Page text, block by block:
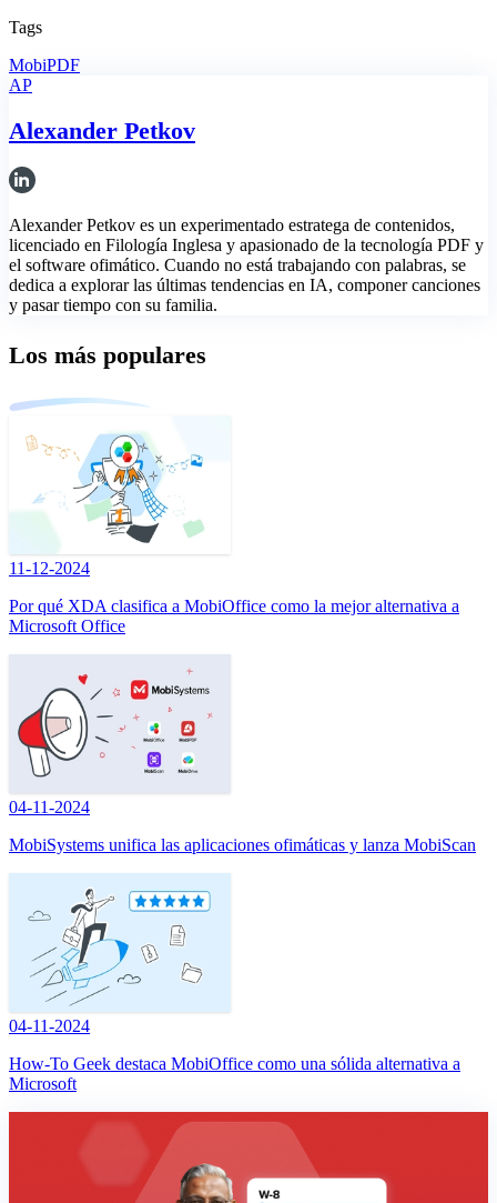
Tags
MobiPDF
AP
Alexander Petkov
Alexander Petkov es un experimentado estratega de contenidos,
licenciado en Filología Inglesa y apasionado de la tecnología PDF y
el software ofimático. Cuando no está trabajando con palabras, se
dedica a explorar las últimas tendencias en IA, componer canciones
y pasar tiempo con su familia.
Los más populares
11-12-2024
Por qué XDA clasifica a MobiOffice como la mejor alternativa a
Microsoft Office
04-11-2024
MobiSystems unifica las aplicaciones ofimáticas y lanza MobiScan
04-11-2024
How-To Geek destaca MobiOffice como una sólida alternativa a
Microsoft